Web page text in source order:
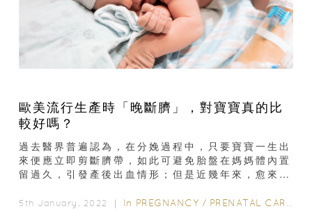
歐美流行生產時「晚斷臍」，對寶寶真的比
較好嗎？
過去醫界普遍認為，在分娩過程中，只要寶寶一生出
來便應立即剪斷臍帶，如此可避免胎盤在媽媽體內置
留過久，引發產後出血情形；但是近幾年來，愈來愈
好處...
5th January, 2022 ｜ In PREGNANCY / PRENATAL CARE